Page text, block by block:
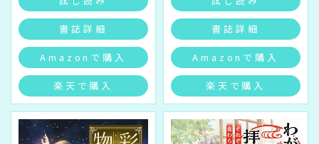
書誌詳細
Amazonで購入
楽天で購入
書誌詳細
Amazonで購入
楽天で購入